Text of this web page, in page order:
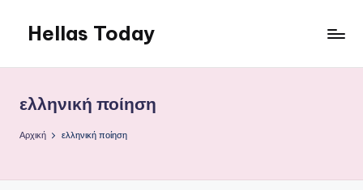
Μετάβαση
περιεχόμενο
Hellas Today
ελληνική ποίηση
Αρχική ελληνική ποίηση